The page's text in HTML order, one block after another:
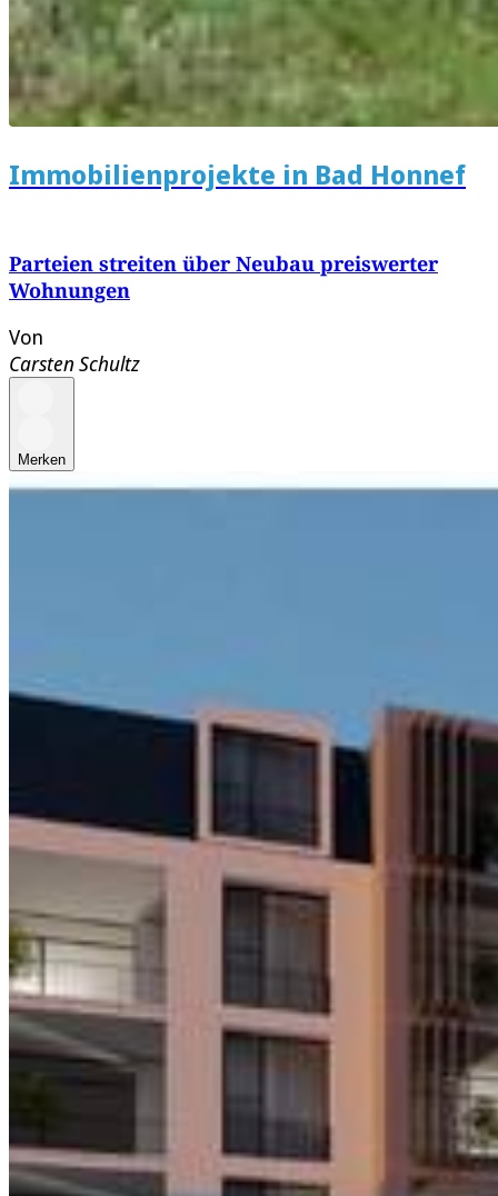
Immobilienprojekte in Bad Honnef
Parteien streiten über Neubau preiswerter
Wohnungen
Von
Carsten Schultz
Merken